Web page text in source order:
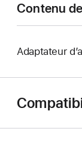
Contenu
Adaptateur